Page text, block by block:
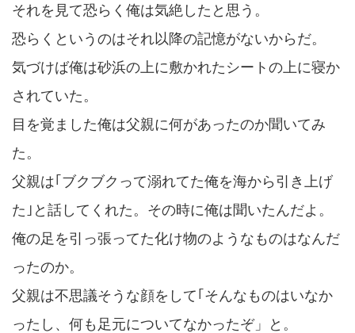
それを見て恐らく俺は気絶したと思う。
恐らくというのはそれ以降の記憶がないからだ。
気づけば俺は砂浜の上に敷かれたシートの上に寝か
されていた。
目を覚ました俺は父親に何があったのか聞いてみ
た。
父親は｢ブクブクって溺れてた俺を海から引き上げ
た｣と話してくれた。その時に俺は聞いたんだよ。
俺の足を引っ張ってた化け物のようなものはなんだ
ったのか。
父親は不思議そうな顔をして｢そんなものはいなか
ったし、何も足元についてなかったぞ」と。